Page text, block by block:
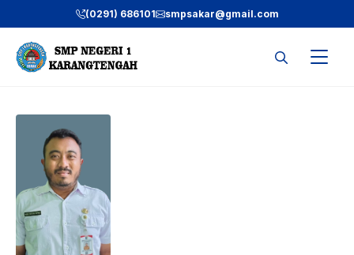
ke
(0291) 686101 smpsakar@gmail.com